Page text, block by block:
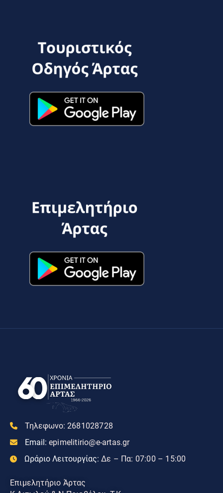
Τηλεφωνο: 2681028728
Email: epimelitirio@e-artas.gr
Ωράριο Λειτουργίας: Δε – Πα: 07:00 – 15:00
Επιμελητήριο Άρτας